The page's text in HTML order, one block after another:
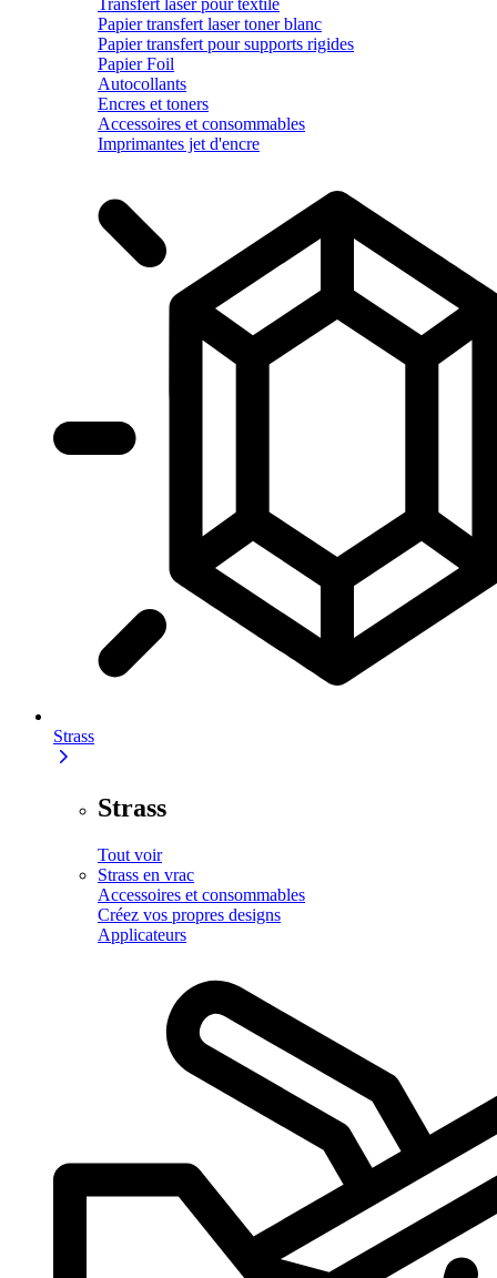
Papier transfert laser toner blanc
Papier transfert pour supports rigides
Papier Foil
Autocollants
Encres et toners
Accessoires et consommables
Imprimantes jet d'encre
Strass
Strass
Tout voir
Strass en vrac
Accessoires et consommables
Créez vos propres designs
Applicateurs